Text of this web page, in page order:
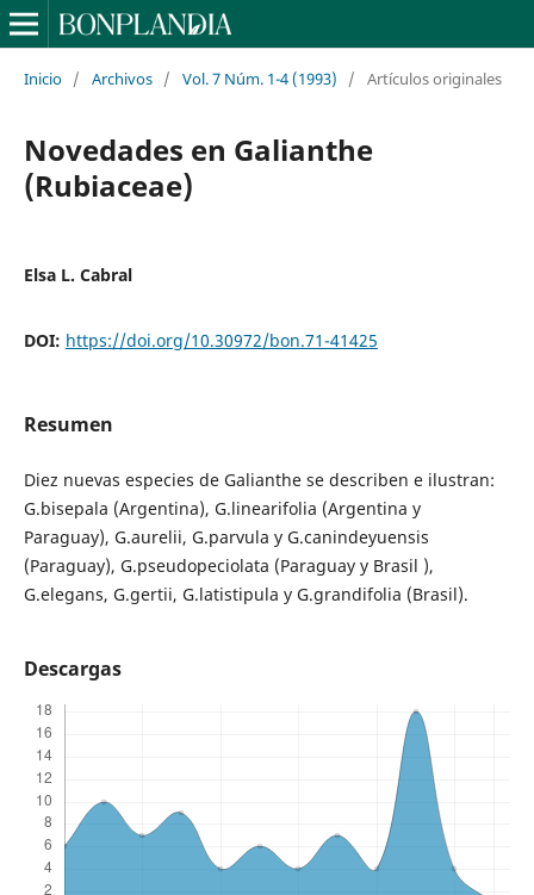
Inicio / Archivos / Vol. 7 Núm. 1-4 (1993) / Artículos originales
Novedades en Galianthe
(Rubiaceae)
Elsa L. Cabral
DOI: https://doi.org/10.30972/bon.71-41425
Resumen
Diez nuevas especies de Galianthe se describen e ilustran:
G.bisepala (Argentina), G.linearifolia (Argentina y
Paraguay), G.aurelii, G.parvula y G.canindeyuensis
(Paraguay), G.pseudopeciolata (Paraguay y Brasil ),
G.elegans, G.gertii, G.latistipula y G.grandifolia (Brasil).
Descargas